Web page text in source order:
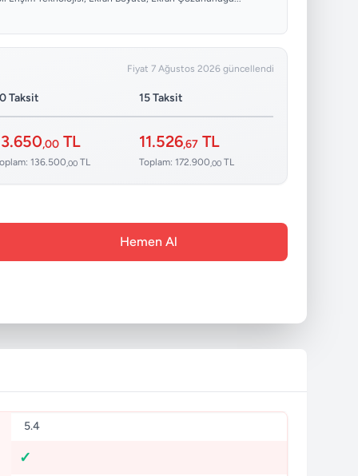
Fiyat 7 Ağustos 2026 güncellendi
Taksit 15 Taksit
,00 TL
136.500 ,00 TL
11.526,67 TL
Toplam: 172.900 ,00 TL
Hemen Al
5.4